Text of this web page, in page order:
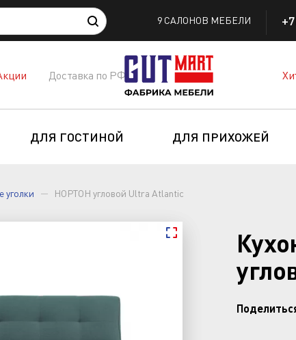
9 САЛОНОВ МЕБЕЛИ
Доставка по РФ
ДЛЯ ГОСТИНОЙ ДЛЯ ПРИХОЖЕЙ
уголки НОРТОН угловой Ultra Atlantic